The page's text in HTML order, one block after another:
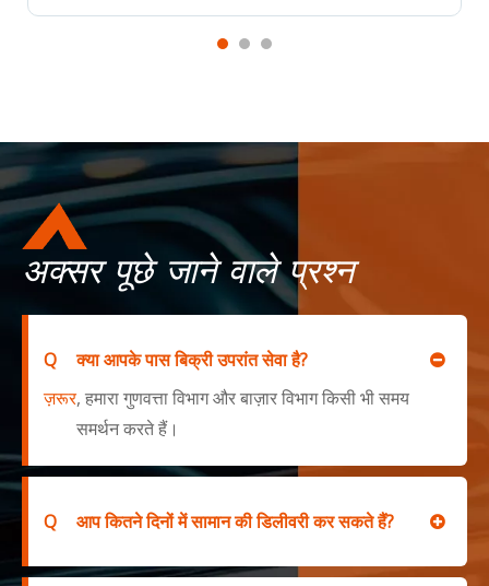
अक्सर पूछे जाने वाले प्रश्न
Q
क्या आपके पास बिक्री उपरांत सेवा है?
ज़रूर, हमारा गुणवत्ता विभाग और बाज़ार विभाग किसी भी समय
समर्थन करते हैं।
Q आप कितने दिनों में सामान की डिलीवरी कर सकते हैं?